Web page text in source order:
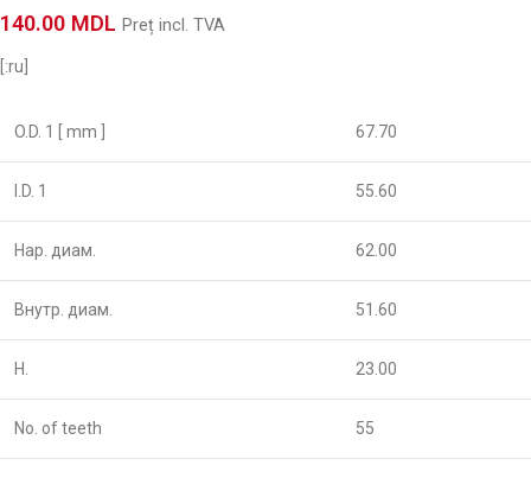
140.00 MDL Preț incl. TVA
[:ru]
O.D. 1 [ mm ] 67.70
I.D. 1 55.60
Нар. диам. 62.00
Внутр. диам. 51.60
H. 23.00
No. of teeth 55